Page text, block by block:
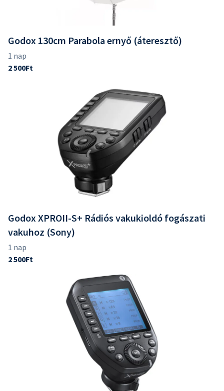
Godox 130cm Parabola ernyő (áteresztő)
Godox XPROII-S+ Rádiós vakukioldó fogászati
vakuhoz (Sony)